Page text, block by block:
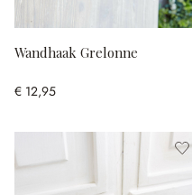
Wandhaak Grelonne
€ 12,95